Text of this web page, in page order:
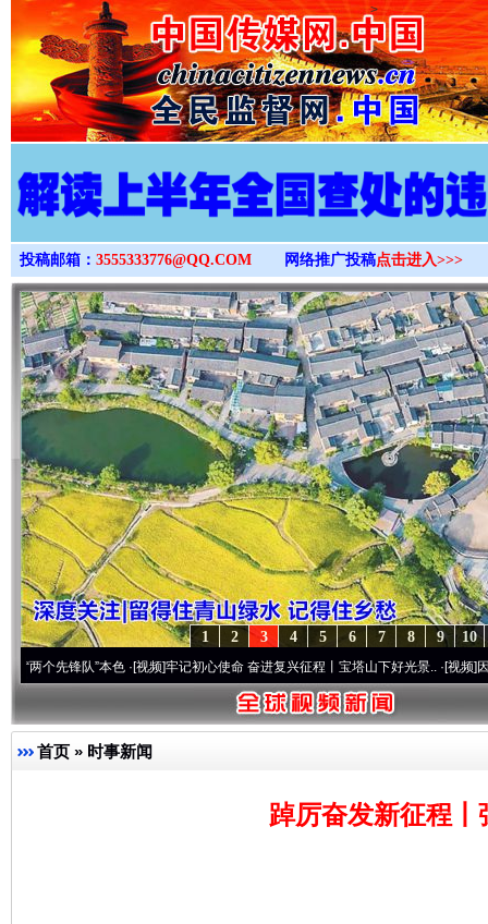
>
投稿邮箱： 3555333776@QQ.COM 网络推广投稿点击进入>>>
10
9
8
7
6
5
4
3
2
1
”本色·[视频]牢记初心使命 奋进复兴征程丨宝塔山下好光景..·[视频]因党而生 为党
首页 » 时事新闻
踔厉奋发新征程